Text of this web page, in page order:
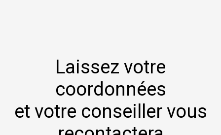
Laissez votre
coordonnées
et votre conseiller vous